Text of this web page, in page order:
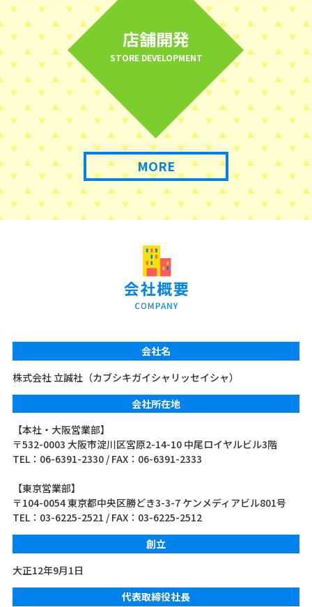
店舗開発
STORE DEVELOPMENT
MORE
会社名
株式会社 立誠社（カブシキガイシャリッセイシャ）
会社所在地
【本社・大阪営業部】
〒532-0003 大阪市淀川区宮原2-14-10 中尾ロイヤルビル3階
TEL：06-6391-2330 / FAX：06-6391-2333
【東京営業部】
〒104-0054 東京都中央区勝どき3-3-7 ケンメディアビル801号
TEL：03-6225-2521 / FAX：03-6225-2512
創立
大正12年9月1日
代表取締役社長